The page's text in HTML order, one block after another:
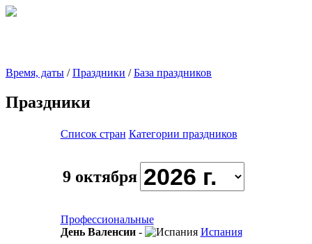
Время, даты /Праздники /База праздников
Праздники
Список стран Категории праздников
9 октября
Профессиональные
День Валенсии-
Испания